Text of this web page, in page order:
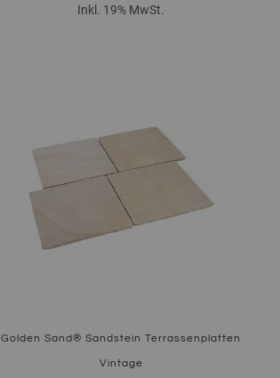
Inkl. 19% MwSt.
Golden Sand® Sandstein Terrassenplatten
Vintage